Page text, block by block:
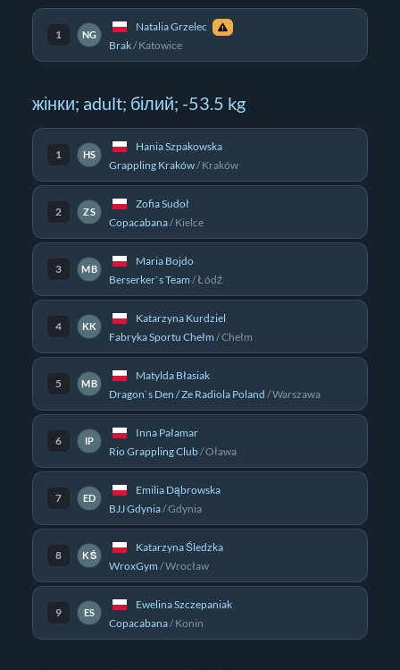
1 NG
Natalia Grzelec
Brak/Katowice
жінки; adult; білий; -53.5 kg
1 HS
Hania Szpakowska
Grappling Kraków/Kraków
2 ZS
Zofia Sudoł
Copacabana/Kielce
3 MB
Maria Bojdo
Berserker`s Team /Łódź
4 KK
Katarzyna Kurdziel
Fabryka Sportu Chełm /Chełm
5 MB
Matylda Błasiak
Dragon`s Den / Ze Radiola Poland /Warszawa
6 IP
Inna Pałamar
Rio Grappling Club/Oława
7 ED
Emilia Dąbrowska
BJJ Gdynia/Gdynia
8 KŚ
Katarzyna Śledzka
WroxGym /Wrocław
9 ES
Ewelina Szczepaniak
Copacabana/Konin